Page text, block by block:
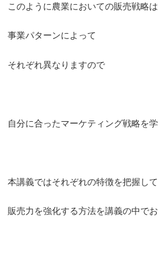
このように農業においての販売戦略は
事業パターンによって
それぞれ異なりますので
自分に合ったマーケティング戦略を
本講義ではそれぞれの特徴を把握して
販売力を強化する方法を講義の中で